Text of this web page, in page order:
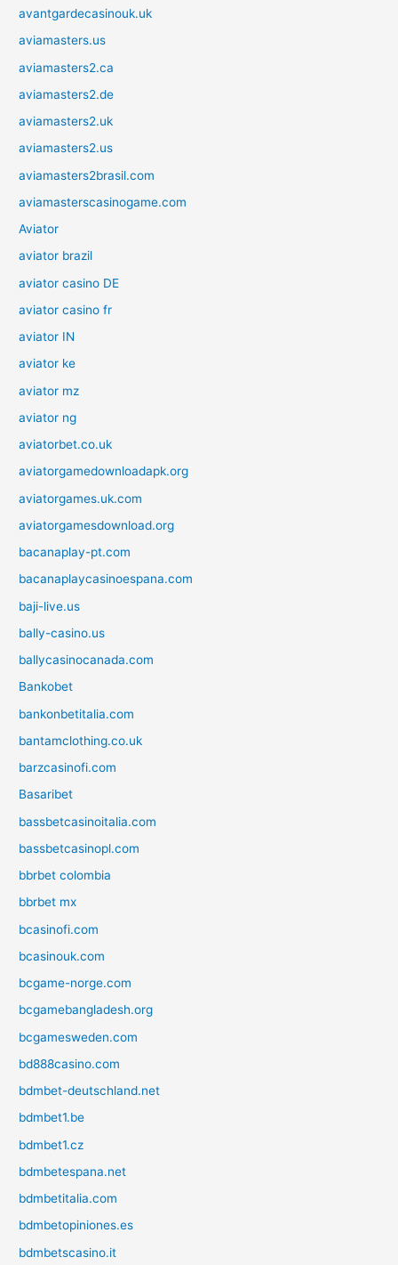
avantgardecasinouk.uk
aviamasters.us
aviamasters2.ca
aviamasters2.de
aviamasters2.uk
aviamasters2.us
aviamasters2brasil.com
aviamasterscasinogame.com
Aviator
aviator brazil
aviator casino DE
aviator casino fr
aviator IN
aviator ke
aviator mz
aviator ng
aviatorbet.co.uk
aviatorgamedownloadapk.org
aviatorgames.uk.com
aviatorgamesdownload.org
bacanaplay-pt.com
bacanaplaycasinoespana.com
baji-live.us
bally-casino.us
ballycasinocanada.com
Bankobet
bankonbetitalia.com
bantamclothing.co.uk
barzcasinofi.com
Basaribet
bassbetcasinoitalia.com
bassbetcasinopl.com
bbrbet colombia
bbrbet mx
bcasinofi.com
bcasinouk.com
bcgame-norge.com
bcgamebangladesh.org
bcgamesweden.com
bd888casino.com
bdmbet-deutschland.net
bdmbet1.be
bdmbet1.cz
bdmbetespana.net
bdmbetitalia.com
bdmbetopiniones.es
bdmbetscasino.it